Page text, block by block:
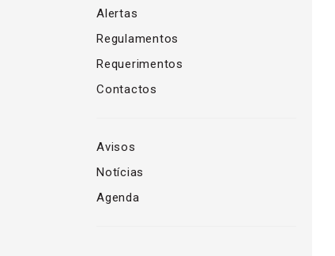
Alertas
Regulamentos
Requerimentos
Contactos
Avisos
Notícias
Agenda